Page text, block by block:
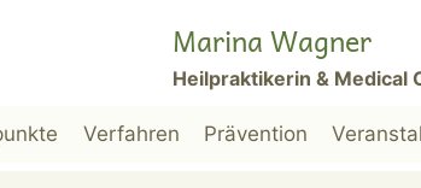
Marina Wagner
Heilpraktikerin & Medical
Verfahren Prävention